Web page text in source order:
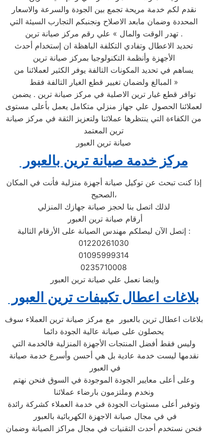
نقدم لكم خدمة مريحة تجمع بين الجودة والسرعة والاسعار
المحددة وضمان مابعد الاصلاح ونجنبكم التجارب السيئة التي
تهدر الوقت والمال » علي رقم مركز صيانة ترين .
تحديد الاعطال وتفادي التكلفة الباهظة ان إستخدام أحدث
الأجهزة وأنظمة التكنولوجيا بمركز صيانة ترين
يساهم في تحديد المكونات التالفة يوفر الكثير لعملائنا من
المبالغ ولضمان تغيير قطع الغيار التالفة فقط »
توافر قطع غيار ترين الاصلية في مركز صيانة ترين . يضمن
لعملائنا الحصول علي جهاز منزلي متكامل يعمل بأعلى مستوى
من الكفاءة التي ينتظرها عملائنا ولتعزيز الثقة في مركز صيانة
ترين المعتمد
صيانة ترين العبور
مركز خدمة صيانة ترين بالعبور ‏
إذا كنت تبحث عن توكيل صيانة أجهزة منزلية فأنت في المكان
الصحيح،
لذلك اتصل بنا لحجز صيانة جهازك المنزلي
أرقام صيانة ترين العبور ‏
إتصل الآن ليصلكم مهندس الصيانة على الأرقام التالية :
01220261030
01095999314
0235710008
وايضا نعمل علي صيانة ترين العبور ‏
بلاغات اعطال تكييفات ترين العبور ‏
بلاغات اعطال ترين بالعبور ‏ مع مركز صيانة ترين العملاء سوف
يحصلون على صيانة عالية الجودة دائما
وليس فقط أفضل المنتجات الأجهزة المنزلية فالخدمة التي
نقدمها ليست خدمة عادية بل هي أحسن وأسرع خدمة صيانة
في العبور ‏
وعلى أعلى معايير الجودة الموجودة في السوق فنحن نهتم
ونخدم وملتزمون بارضاء عملائنا
وتوفير أعلى مستويات الجودة في خدمة العملاء كشركة رائدة
في في مجال صيانة الاجهزة الكهربائية بالعبور ‏
فنحن نستخدم أحدث التقنيات في مجال مراكز الصيانة وضمان